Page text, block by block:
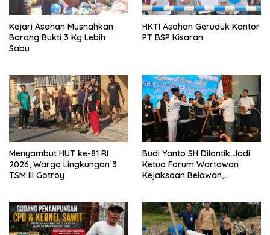
Kejari Asahan Musnahkan
Barang Bukti 3 Kg Lebih
Sabu
HKTI Asahan Geruduk Kantor
PT BSP Kisaran
Menyambut HUT ke-81 RI
2026, Warga Lingkungan 3
TSM III Gotroy
Budi Yanto SH Dilantik Jadi
Ketua Forum Wartawan
Kejaksaan Belawan,
Pendampingan Hukum dan
Ekomoni Semua Anggota